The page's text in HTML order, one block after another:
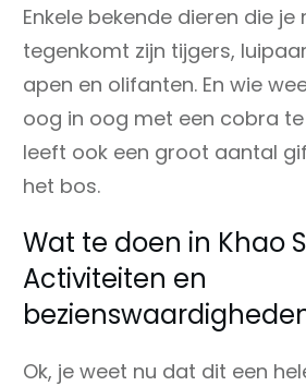
Enkele bekende dieren die je
tegenkomt zijn tijgers,
apen en olifanten. En wie
oog in oog met een cobra
leeft ook een groot aantal
het bos.
Wat te doen in Khao
Activiteiten en
Ok, je weet nu dat dit een